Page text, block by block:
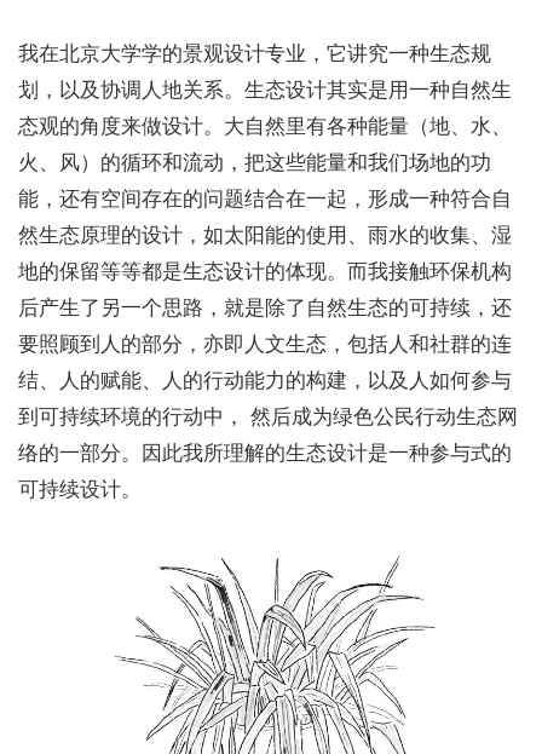
我在北京大学学的景观设计专业，它讲究一种生态规
划，以及协调人地关系。生态设计其实是用一种自然生
态观的角度来做设计。大自然里有各种能量（地、水、
火、风）的循环和流动，把这些能量和我们场地的功
能，还有空间存在的问题结合在一起，形成一种 符合自
然生态原理的设计，如太阳能的使用、雨水的收集、湿
地的保留等等都是生态设计的体现。而我接触环保机构
后产生了另一个思路，就是除了自然生态的可持续，还
要照顾到人的部分，亦即人文生态，包括人和社群的连
结、人的赋能、人的行动能力的构建，以及人如何参与
到可持续环境的行动中， 然后成为绿色公民行动生态网
络的一部分。因此我所理解的生态设计是一种参与式的
可持续设计。